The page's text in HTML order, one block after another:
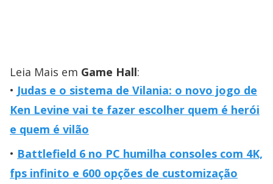
Leia Mais em Game Hall:
Judas e o sistema de Vilania: o novo jogo de
Ken Levine vai te fazer escolher quem é herói
e quem é vilão
Battlefield 6 no PC humilha consoles com 4K,
fps infinito e 600 opções de customização